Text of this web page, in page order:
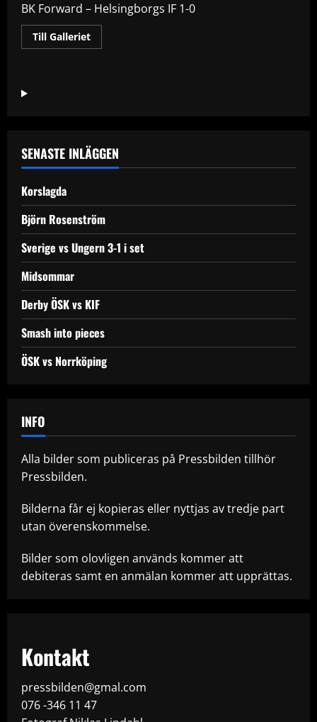
BK Forward – Helsingborgs IF 1-0
Till GallerietRead
more
SENASTE INLÄGGEN
Korslagda
Björn Rosenström
Sverige vs Ungern 3-1 i set
Midsommar
Derby ÖSK vs KIF
Smash into pieces
ÖSK vs Norrköping
INFO
Alla bilder som publiceras på Pressbilden tillhör
Pressbilden.
Bilderna får ej kopieras eller nyttjas av tredje part
utan överenskommelse.
Bilder som olovligen används kommer att
debiteras samt en anmälan kommer att upprättas.
Kontakt
pressbilden@gmal.com
076 -346 11 47